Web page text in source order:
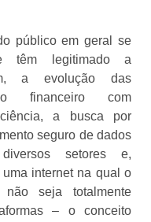
público em geral se
têm legitimado a
a evolução das
financeiro com
a busca por
seguro de dados
setores e,
internet na qual o
seja totalmente
– o conceito